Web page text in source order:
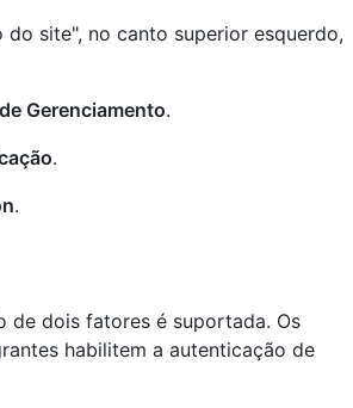
site", no canto superior esquerdo,
Gerenciamento.
.
.
de dois fatores é suportada. Os
habilitem a autenticação de